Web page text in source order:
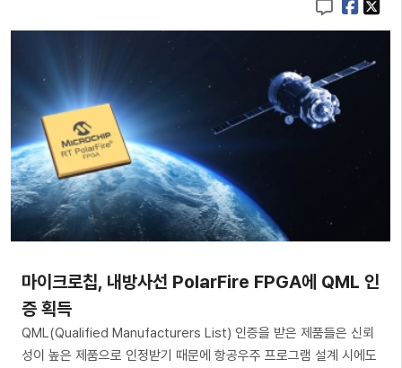
​마이크로칩, 내방사선 PolarFire FPGA에 QML 인
증 획득
QML(Qualified Manufacturers List) 인증을 받은 제품들은 신뢰
성이 높은 제품으로 인정받기 때문에 항공우주 프로그램 설계 시에도